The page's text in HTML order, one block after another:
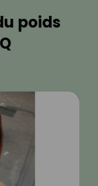
poids